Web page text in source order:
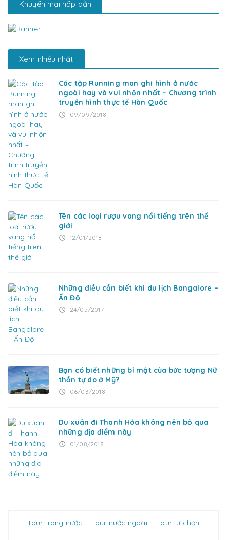
Khuyến mại hấp dẫn
Xem nhiều nhất
Các tập Running man ghi hình ở nước
ngoài hay và vui nhộn nhất – Chương trình
truyền hình thực tế Hàn Quốc
access_time 09/09/2018
Tên các loại rượu vang nổi tiếng trên thế
giới
access_time 12/01/2018
Những điều cần biết khi du lịch Bangalore –
Ấn Độ
access_time 24/05/2017
Bạn có biết những bí mật của bức tượng Nữ
thần tự do ở Mỹ?
access_time 06/03/2018
Du xuân đi Thanh Hóa không nên bỏ qua
những địa điểm này
access_time 01/08/2018
Tour trong nước Tour nước ngoài Tour tự chọn